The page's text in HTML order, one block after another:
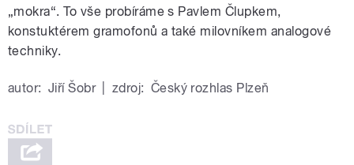
„mokra“. To vše probíráme s Pavlem Člupkem,
konstuktérem gramofonů a také milovníkem analogové
techniky.
autor: Jiří Šobr zdroj: Český rozhlas Plzeň